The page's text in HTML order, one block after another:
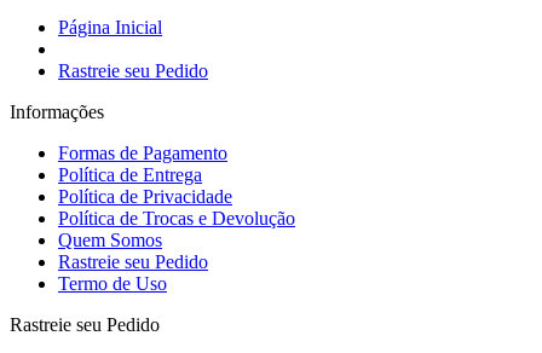
Página Inicial
Rastreie seu Pedido
Informações
Formas de Pagamento
Política de Entrega
Política de Privacidade
Política de Trocas e Devolução
Quem Somos
Rastreie seu Pedido
Termo de Uso
Rastreie seu Pedido